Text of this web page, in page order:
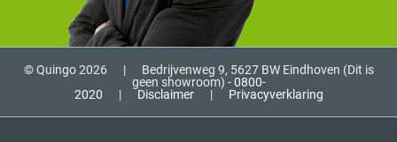
© Quingo 2026 |
Bedrijvenweg 9, 5627 BW Eindhoven (Dit is
geen showroom) -0800-
2020
| Disclaimer | Privacyverklaring